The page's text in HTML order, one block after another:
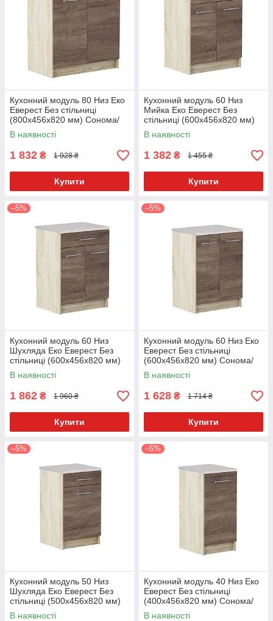
Кухонний модуль 80 Низ Еко
Еверест Без стільниці
(800х456х820 мм) Сонома/
Трюфель
В наявності
1 832 ₴ 1 928 ₴
Купити
Кухонний модуль 60 Низ
Мийка Еко Еверест Без
стільниці (600х456х820 мм)
Сонома/Трюфель
В наявності
1 382 ₴ 1 455 ₴
Купити
–5%
Кухонний модуль 60 Низ
Шухляда Еко Еверест Без
стільниці (600х456х820 мм)
Сонома/Трюфель
В наявності
1 862 ₴ 1 960 ₴
Купити
–5%
Кухонний модуль 60 Низ Еко
Еверест Без стільниці
(600х456х820 мм) Сонома/
Трюфель
В наявності
1 628 ₴ 1 714 ₴
Купити
–5%
Кухонний модуль 50 Низ
Шухляда Еко Еверест Без
стільниці (500х456х820 мм)
Сонома/Трюфель
В наявності
–5%
Кухонний модуль 40 Низ Еко
Еверест Без стільниці
(400х456х820 мм) Сонома/
Трюфель
В наявності